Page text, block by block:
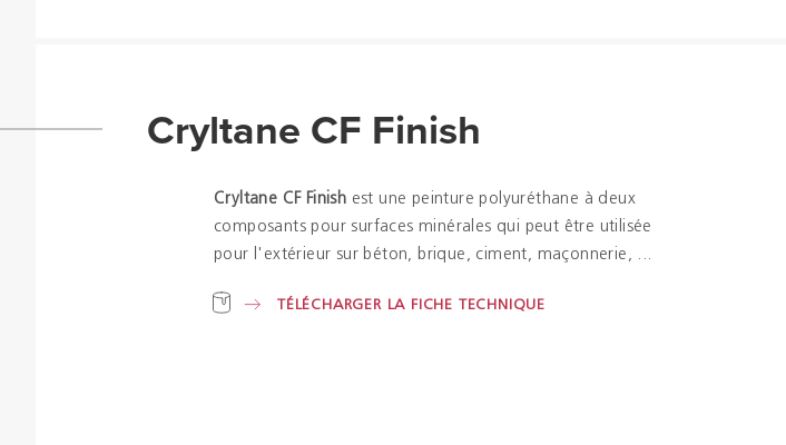
Cryltane CF Finish
Cryltane CF Finish est une peinture polyuréthane à deux
composants pour surfaces minérales qui peut être utilisée
pour l'extérieur sur béton, brique, ciment, maçonnerie, ...
TÉLÉCHARGER LA FICHE TECHNIQUE